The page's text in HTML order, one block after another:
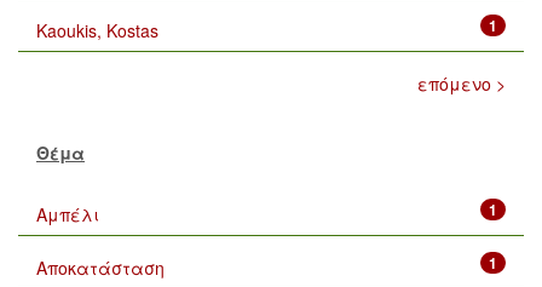
1
Kaoukis, Kostas
επόμενο >
Θέμα
1
Αμπέλι
1
Αποκατάσταση